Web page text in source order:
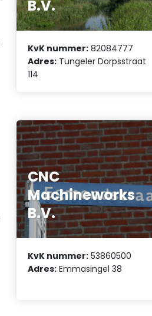
B.V.
KvK nummer: 82084777
Adres: Tungeler Dorpsstraat
114
CNC
Machineworks
B.V.
KvK nummer: 53860500
Adres: Emmasingel 38